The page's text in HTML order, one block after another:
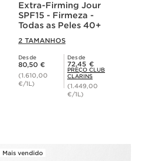
Extra-Firming Jour
SPF15 - Firmeza -
Todas as Peles 40+
2 TAMANHOS
Desde
Preço atual 80,50 €
80,50 €
(1.610,00
€/1L)
Desde
Preço Club Clarins 72,45 €
72,45 €
PREÇO CLUB
CLARINS
(1.449,00
€/1L)
Mais vendido